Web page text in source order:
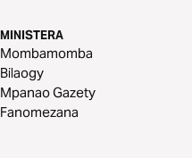
MINISTERA
Mombamomba
Bilaogy
Mpanao Gazety
Fanomezana